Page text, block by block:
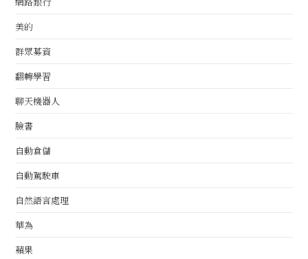
美的
群眾募資
翻轉學習
聊天機器人
臉書
自動倉儲
自動駕駛車
自然語言處理
華為
蘋果